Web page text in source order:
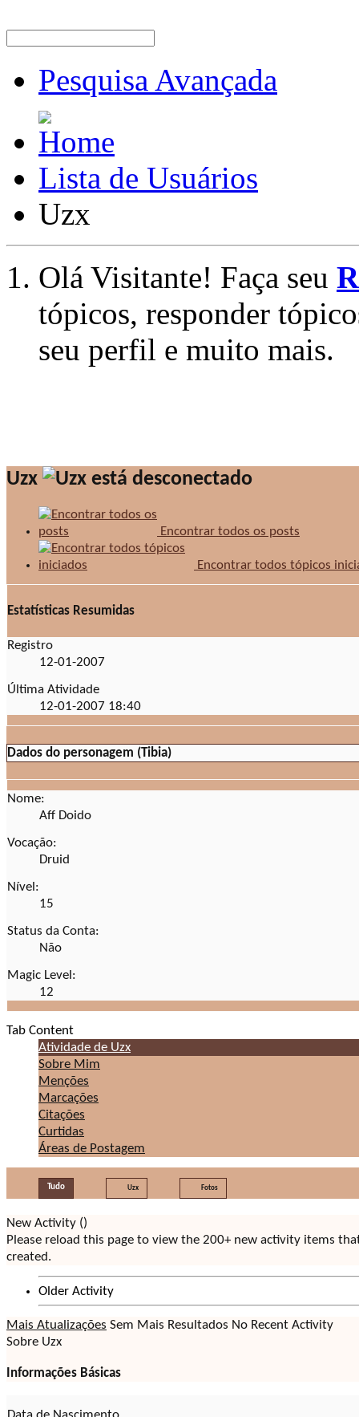
Pesquisa Avançada
Lista de Usuários
Uzx
Olá Visitante! Faça seu
tópicos, responder
seu perfil e muito mais.
Uzx
Encontrar todos os posts
Encontrar todos tópicos
Estatísticas Resumidas
Registro
12-01-2007
Última Atividade
12-01-2007 18:40
Dados do personagem (Tibia)
Nome:
Aff Doido
Vocação:
Druid
Nível:
15
Status da Conta:
Não
Magic Level:
12
Tab Content
Atividade de Uzx
Sobre Mim
Menções
Marcações
Citações
Curtidas
Áreas de Postagem
Tudo Uzx Fotos
New Activity ()
Please reload this page to view the 200+ new activity items
created.
Older Activity
Mais Atualizações Sem Mais Resultados No Recent Activity
Sobre Uzx
Informações Básicas